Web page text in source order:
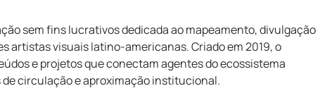
sem fins lucrativos dedicada ao mapeamento, divulgação
artistas visuais latino-americanas. Criado em 2019, o
e projetos que conectam agentes do ecossistema
circulação e aproximação institucional.